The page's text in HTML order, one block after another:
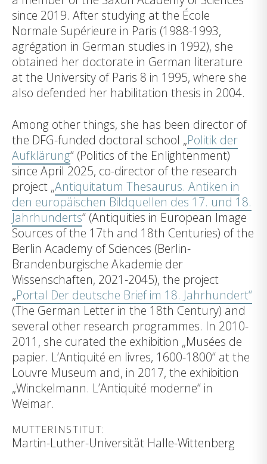
since 2019. After studying at the École
Normale Supérieure in Paris (1988-1993,
agrégation in German studies in 1992), she
obtained her doctorate in German literature
at the University of Paris 8 in 1995, where she
also defended her habilitation thesis in 2004.
Among other things, she has been director of
the DFG-funded doctoral school „Politik der
Aufklärung“ (Politics of the Enlightenment)
since April 2025, co-director of the research
project „Antiquitatum Thesaurus. Antiken in
den europäischen Bildquellen des 17. und 18.
Jahrhunderts“ (Antiquities in European Image
Sources of the 17th and 18th Centuries) of the
Berlin Academy of Sciences (Berlin-
Brandenburgische Akademie der
Wissenschaften, 2021-2045), the project
„Portal Der deutsche Brief im 18. Jahrhundert“
(The German Letter in the 18th Century) and
several other research programmes. In 2010-
2011, she curated the exhibition „Musées de
papier. L’Antiquité en livres, 1600-1800“ at the
Louvre Museum and, in 2017, the exhibition
„Winckelmann. L’Antiquité moderne“ in
Weimar.
MUTTERINSTITUT:
Martin-Luther-Universität Halle-Wittenberg